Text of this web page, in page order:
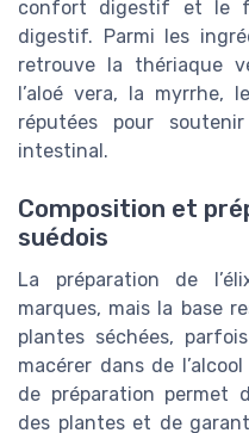
confort digestif et le
digestif. Parmi les
retrouve la thériaque
l’aloé vera, la myrrhe,
réputées pour
intestinal.
Composition et
suédois
La préparation de
marques, mais la base
plantes séchées,
macérer dans de
de préparation permet
des plantes et de